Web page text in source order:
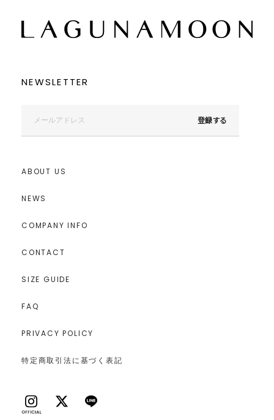
NEWSLETTER
登録する
ABOUT US
NEWS
COMPANY INFO
CONTACT
SIZE GUIDE
FAQ
PRIVACY POLICY
特定商取引法に基づく表記